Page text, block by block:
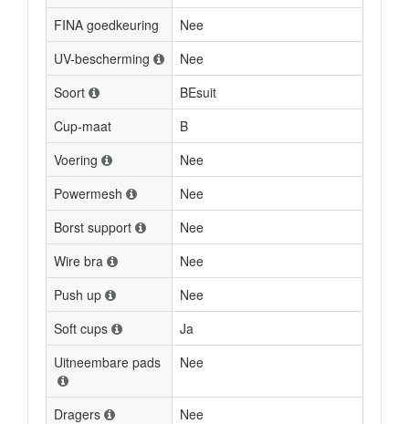
FINA goedkeuring
Nee
UV-bescherming
Nee
Soort
BEsuit
Cup-maat
B
Voering
Nee
Powermesh
Nee
Borst support
Nee
Wire bra
Nee
Push up
Nee
Soft cups
Ja
Uitneembare pads
Nee
Dragers
Nee